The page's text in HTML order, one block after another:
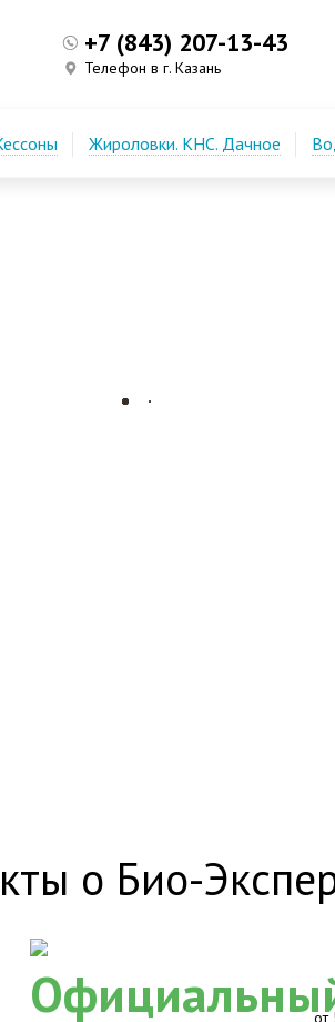
+7 (843) 207-13-43
Телефон в г. Казань
Жироловки. КНС. Дачное
о Био-
от